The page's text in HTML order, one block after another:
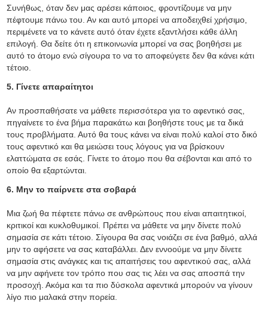
Συνήθως, όταν δεν μας αρέσει κάποιος, φροντίζουμε να μην
πέφτουμε πάνω του. Αν και αυτό μπορεί να αποδειχθεί χρήσιμο,
περιμένετε να το κάνετε αυτό όταν έχετε εξαντλήσει κάθε άλλη
επιλογή. Θα δείτε ότι η επικοινωνία μπορεί να σας βοηθήσει με
αυτό το άτομο ενώ σίγουρα το να το αποφεύγετε δεν θα κάνει κάτι
τέτοιο.
5. Γίνετε απαραίτητοι
Αν προσπαθήσατε να μάθετε περισσότερα για το αφεντικό σας,
πηγαίνετε το ένα βήμα παρακάτω και βοηθήστε τους με τα δικά
τους προβλήματα. Αυτό θα τους κάνει να είναι πολύ καλοί στο δικό
τους αφεντικό και θα μειώσει τους λόγους για να βρίσκουν
ελαττώματα σε εσάς. Γίνετε το άτομο που θα σέβονται και από το
οποίο θα εξαρτώνται.
6. Μην το παίρνετε στα σοβαρά
Μια ζωή θα πέφτετε πάνω σε ανθρώπους που είναι απαιτητικοί,
κριτικοί και κυκλοθυμικοί. Πρέπει να μάθετε να μην δίνετε πολύ
σημασία σε κάτι τέτοιο. Σίγουρα θα σας νοιάζει σε ένα βαθμό, αλλά
μην το αφήσετε να σας καταβάλλει. Δεν εννοούμε να μην δίνετε
σημασία στις ανάγκες και τις απαιτήσεις του αφεντικού σας, αλλά
να μην αφήνετε τον τρόπο που σας τις λέει να σας αποσπά την
προσοχή. Ακόμα και τα πιο δύσκολα αφεντικά μπορούν να γίνουν
λίγο πιο μαλακά στην πορεία.